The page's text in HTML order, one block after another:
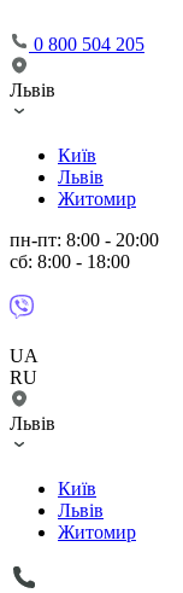
0 800 504 205
Львів
Київ
Львів
Житомир
пн-пт: 8:00 - 20:00
сб: 8:00 - 18:00
UA
RU
Львів
Київ
Львів
Житомир